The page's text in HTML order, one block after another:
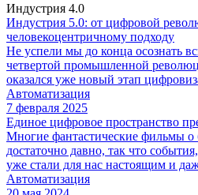
Индустрия 4.0
Индустрия 5.0: от цифровой
человекоцентричному подходу
Не успели мы до конца осознать
четвертой промышленной
оказался уже новый этап
Автоматизация
7 февраля 2025
Единое цифровое пространство
Многие фантастические фильмы
достаточно давно, так что
уже стали для нас настоящим и
Автоматизация